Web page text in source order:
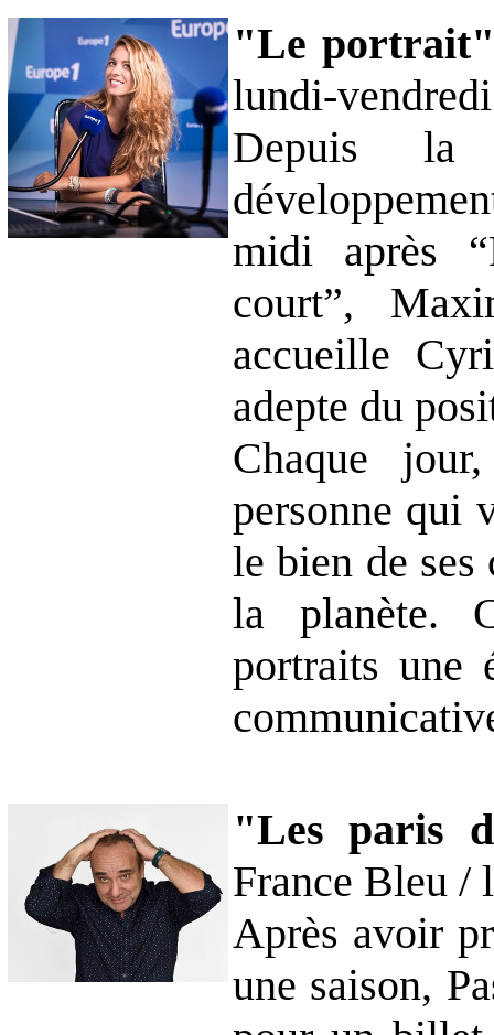
"Le
lundi-
Depuis la
midi après
court”,
accueille
adepte du
Chaque
personne qui
le bien de ses
la planète.
portraits une
"Les paris
France Bleu /
Après avoir
une saison,